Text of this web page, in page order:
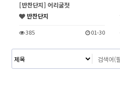
[반찬단지] 어리굴젓
반찬단지
385 01-30